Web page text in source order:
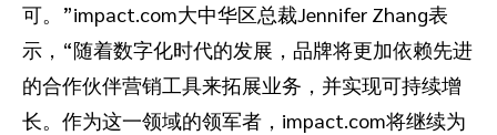
可。”impact.com大中华区总裁Jennifer Zhang表
示，“随着数字化时代的发展，品牌将更加依赖先进
的合作伙伴营销工具来拓展业务，并实现可持续增
长。作为这一领域的领军者，impact.com将继续为